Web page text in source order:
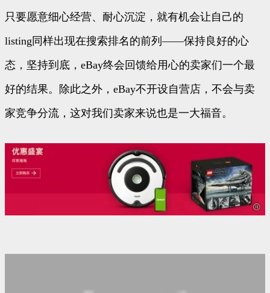
只要愿意细心经营、耐心沉淀，就有机会让自己的
listing同样出现在搜索排名的前列——保持良好的心
态，坚持到底，eBay终会回馈给用心的卖家们一个最
好的结果。除此之外，eBay不开设自营店，不会与卖
家竞争分流，这对我们卖家来说也是一大福音。